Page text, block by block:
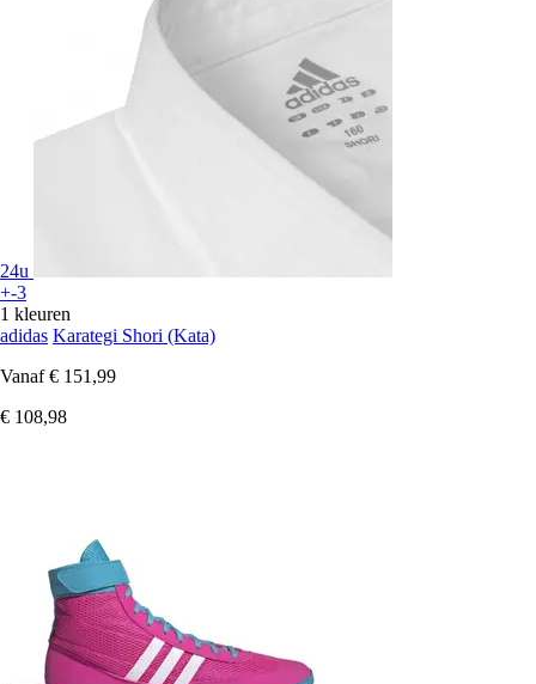
24u
+-3
1 kleuren
adidas Karategi Shori (Kata)
Vanaf € 151,99
€ 108,98